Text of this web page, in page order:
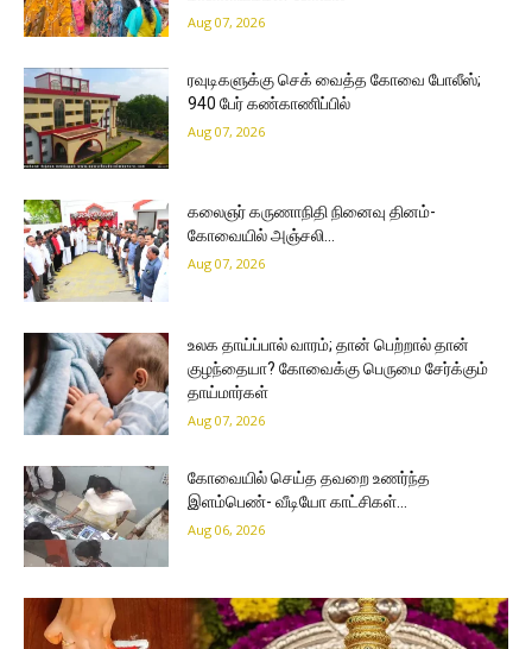
Aug 07, 2026
ரவுடிகளுக்கு செக் வைத்த கோவை போலீஸ்;
940 பேர் கண்காணிப்பில்
Aug 07, 2026
கலைஞர் கருணாநிதி நினைவு தினம்-
கோவையில் அஞ்சலி…
Aug 07, 2026
உலக தாய்ப்பால் வாரம்; தான் பெற்றால் தான்
குழந்தையா? கோவைக்கு பெருமை சேர்க்கும்
தாய்மார்கள்
Aug 07, 2026
கோவையில் செய்த தவறை உணர்ந்த
இளம்பெண்- வீடியோ காட்சிகள்…
Aug 06, 2026